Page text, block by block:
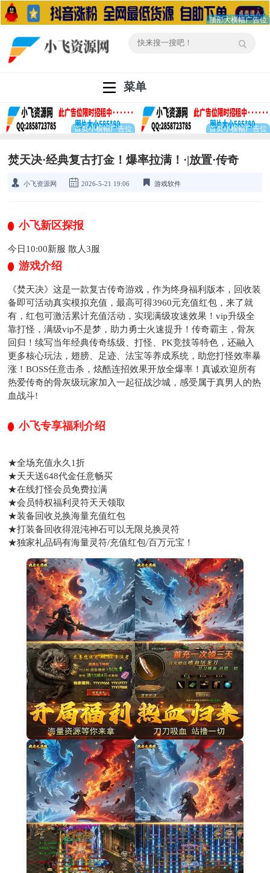
菜单
焚天决·经典复古打金！爆率拉满！·|放置·传奇
小飞资源网 2026-5-21 19:06 游戏软件
小飞新区探报
今日10:00新服 散人3服
游戏介绍
《焚天决》这是一款复古传奇游戏，作为终身福利版本，回收装
备即可活动真实模拟充值，最高可得3960元充值红包，来了就
有，红包可激活累计充值活动，实现满级攻速效果！vip升级全
靠打怪，满级vip不是梦，助力勇士火速提升！传奇霸主，骨灰
回归！续写当年经典传奇练级、打怪、PK竞技等特色，还融入
更多核心玩法，翅膀、足迹、法宝等养成系统，助您打怪效率暴
涨！BOSS任意击杀，炫酷连招效果开放全爆率！真诚欢迎所有
热爱传奇的骨灰级玩家加入一起征战沙城，感受属于真男人的热
血战斗!
小飞专享福利介绍
★全场充值永久1折
★天天送648代金任意畅买
★在线打怪会员免费拉满
★会员特权福利灵符天天领取
★装备回收兑换海量充值红包
★打装备回收得混沌神石可以无限兑换灵符
★独家礼品码有海量灵符/充值红包/百万元宝！